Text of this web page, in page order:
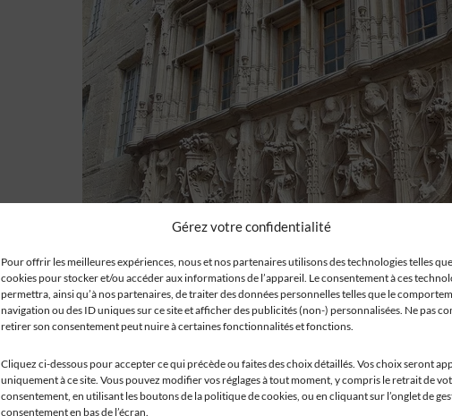
Gérez votre confidentialité
Pour offrir les meilleures expériences, nous et nos partenaires utilisons des technologies telles
cookies pour stocker et/ou accéder aux informations de l’appareil. Le consentement à ces
permettra, ainsi qu’à nos partenaires, de traiter des données personnelles telles que le
navigation ou des ID uniques sur ce site et afficher des publicités (non-) personnalisées. Ne pas
retirer son consentement peut nuire à certaines fonctionnalités et fonctions.
Cliquez ci-dessous pour accepter ce qui précède ou faites des choix détaillés. Vos choix seront
uniquement à ce site. Vous pouvez modifier vos réglages à tout moment, y compris le retrait de
consentement, en utilisant les boutons de la politique de cookies, ou en cliquant sur l’onglet de
consentement en bas de l’écran.